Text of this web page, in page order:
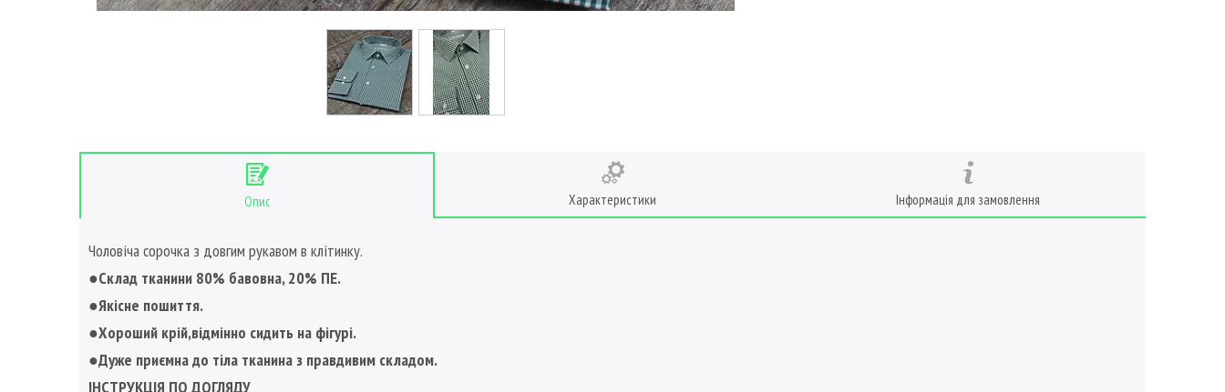
Опис Характеристики Інформація для замовлення
Чоловіча сорочка з довгим рукавом в клітинку.
●Склад тканини 80% бавовна, 20% ПЕ.
●Якісне пошиття.
●Хороший крій,відмінно сидить на фігурі.
●Дуже приємна до тіла тканина з правдивим складом.
ІНСТРУКЦІЯ ПО ДОГЛЯДУ